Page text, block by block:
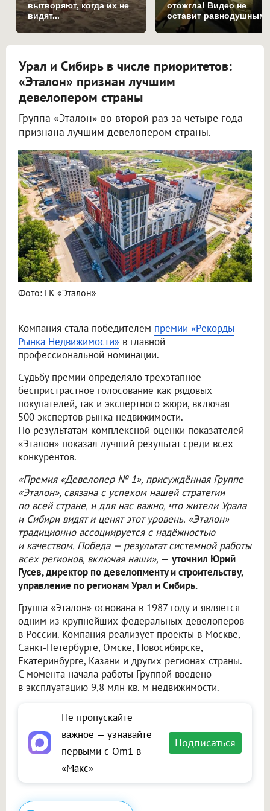
вытворяют, когда их не
видят...
отожгла! Видео не
оставит равнодушным
Урал и Сибирь в числе приоритетов:
«Эталон» признан лучшим
девелопером страны
Группа «Эталон» во второй раз за четыре года
признана лучшим девелопером страны.
Фото: ГК «Эталон»
Компания стала победителем премии «Рекорды
Рынка Недвижимости» в главной
профессиональной номинации.
Судьбу премии определяло трёхэтапное
беспристрастное голосование как рядовых
покупателей, так и экспертного жюри, включая
500 экспертов рынка недвижимости.
По результатам комплексной оценки показателей
«Эталон» показал лучший результат среди всех
конкурентов.
«Премия «Девелопер № 1», присуждённая Группе
«Эталон», связана с успехом нашей стратегии
по всей стране, и для нас важно, что жители Урала
и Сибири видят и ценят этот уровень. «Эталон»
традиционно ассоциируется с надёжностью
и качеством. Победа — результат системной работы
всех регионов, включая наши», — уточнил Юрий
Гусев, директор по девелопменту и строительству,
управление по регионам Урал и Сибирь.
Группа «Эталон» основана в 1987 году и является
одним из крупнейших федеральных девелоперов
в России. Компания реализует проекты в Москве,
Санкт-Петербурге, Омске, Новосибирске,
Екатеринбурге, Казани и других регионах страны.
С момента начала работы Группой введено
в эксплуатацию 9,8 млн кв. м недвижимости.
Не пропускайте
важное — узнавайте
первыми с Om1 в
«Макс»
Подписаться